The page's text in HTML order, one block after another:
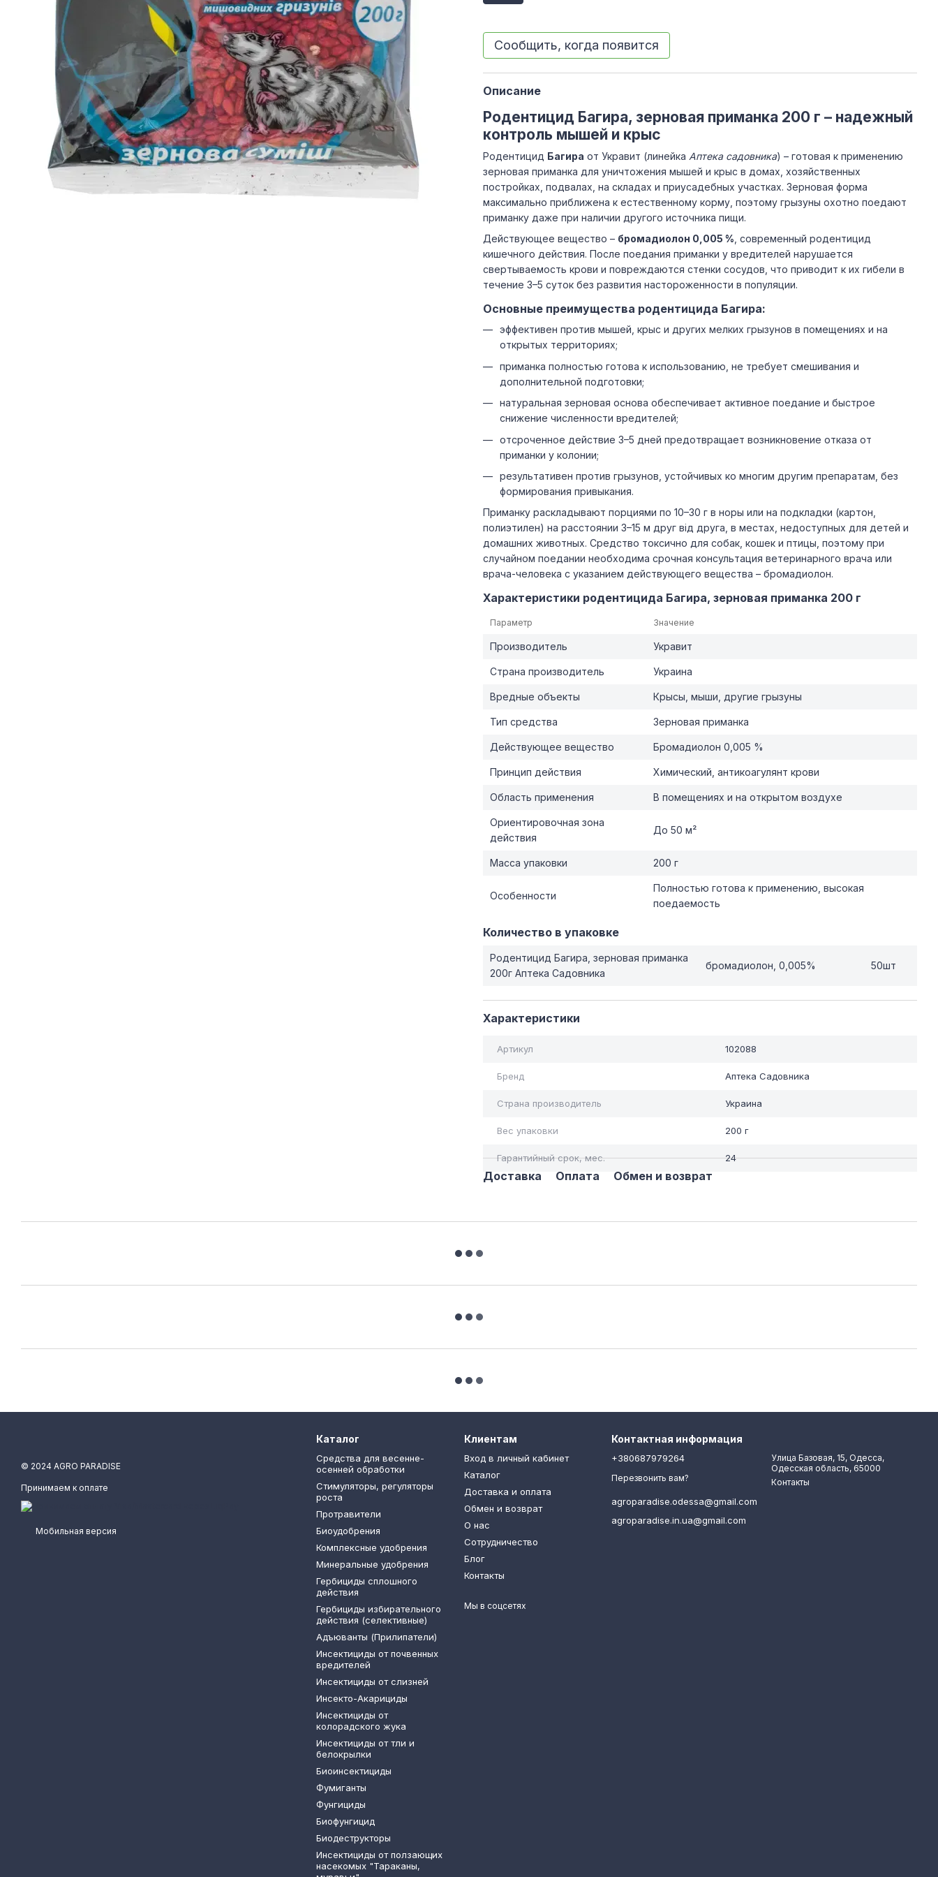
Сообщить, когда появится
Описание
Родентицид Багира, зерновая приманка 200 г – надежный
контроль мышей и крыс
Родентицид Багира от Укравит (линейка Аптека садовника) – готовая к применению
зерновая приманка для уничтожения мышей и крыс в домах, хозяйственных
постройках, подвалах, на складах и приусадебных участках. Зерновая форма
максимально приближена к естественному корму, поэтому грызуны охотно поедают
приманку даже при наличии другого источника пищи.
Действующее вещество – бромадиолон 0,005 % , современный родентицид
кишечного действия. После поедания приманки у вредителей нарушается
свертываемость крови и повреждаются стенки сосудов, что приводит к их гибели в
течение 3–5 суток без развития настороженности в популяции.
Основные преимущества родентицида Багира:
эффективен против мышей, крыс и других мелких грызунов в помещениях и на
открытых территориях;
приманка полностью готова к использованию, не требует смешивания и
дополнительной подготовки;
натуральная зерновая основа обеспечивает активное поедание и быстрое
снижение численности вредителей;
отсроченное действие 3–5 дней предотвращает возникновение отказа от
приманки у колонии;
результативен против грызунов, устойчивых ко многим другим препаратам, без
формирования привыкания.
Приманку раскладывают порциями по 10–30 г в норы или на подкладки (картон,
полиэтилен) на расстоянии 3–15 м друг від друга, в местах, недоступных для детей и
домашних животных. Средство токсично для собак, кошек и птицы, поэтому при
случайном поедании необходима срочная консультация ветеринарного врача или
врача-человека с указанием действующего вещества – бромадиолон.
Характеристики родентицида Багира, зерновая приманка 200 г
Параметр Значение
Производитель Укравит
Страна производитель Украина
Вредные объекты Крысы, мыши, другие грызуны
Тип средства Зерновая приманка
Действующее вещество Бромадиолон 0,005 %
Принцип действия Химический, антикоагулянт крови
Область применения В помещениях и на открытом воздухе
Ориентировочная зона
действия
До 50 м²
Масса упаковки 200 г
Особенности
Полностью готова к применению, высокая
поедаемость
Количество в упаковке
Родентицид Багира, зерновая приманка
200г Аптека Садовника
бромадиолон, 0,005% 50шт
Характеристики
Артикул 102088
Бренд Аптека Садовника
Страна производитель Украина
Вес упаковки 200 г
Гарантийный срок, мес. 24
Доставка Оплата Обмен и возврат
© 2024 AGRO PARADISE
Принимаем к оплате
Мобильная версия
Каталог
Средства для весенне-
осенней обработки
Стимуляторы, регуляторы
роста
Протравители
Биоудобрения
Комплексные удобрения
Минеральные удобрения
Гербициды сплошного
действия
Гербициды избирательного
действия (селективные)
Адъюванты (Прилипатели)
Инсектициды от почвенных
вредителей
Инсектициды от слизней
Инсекто-Акарициды
Инсектициды от
колорадского жука
Инсектициды от тли и
белокрылки
Биоинсектициды
Фумиганты
Фунгициды
Биофунгицид
Биодеструкторы
Инсектициды от ползающих
насекомых "Тараканы,
Клиентам
Вход в личный кабинет
Каталог
Доставка и оплата
Обмен и возврат
О нас
Сотрудничество
Блог
Контакты
Мы в соцсетях
Контактная информация
+380687979264
Перезвонить вам?
agroparadise.odessa@gmail.com
agroparadise.in.ua@gmail.com
Улица Базовая, 15, Одесса,
Одесская область, 65000
Контакты